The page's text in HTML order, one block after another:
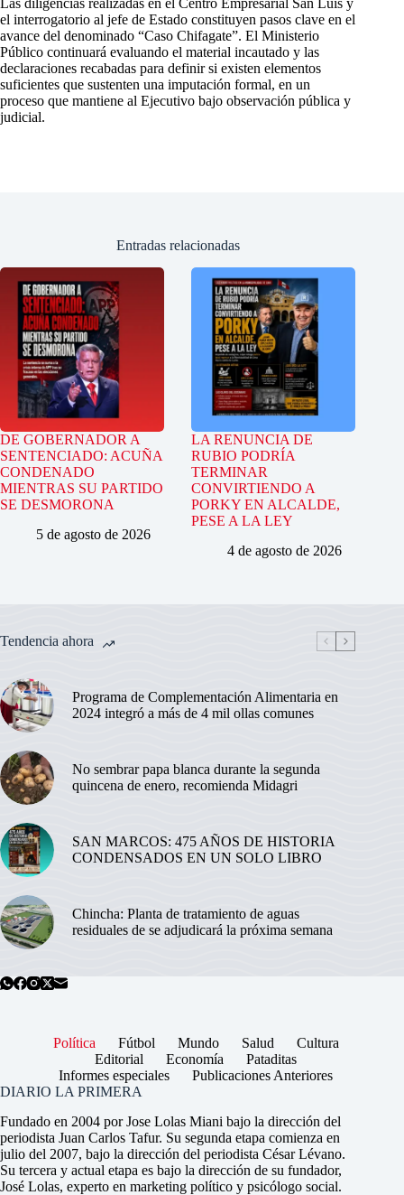
Las diligencias realizadas en el Centro Empresarial San Luis y
el interrogatorio al jefe de Estado constituyen pasos clave en el
avance del denominado “Caso Chifagate”. El Ministerio
Público continuará evaluando el material incautado y las
declaraciones recabadas para definir si existen elementos
suficientes que sustenten una imputación formal, en un
proceso que mantiene al Ejecutivo bajo observación pública y
judicial.
Entradas relacionadas
DE GOBERNADOR A
SENTENCIADO: ACUÑA
CONDENADO
MIENTRAS SU PARTIDO
SE DESMORONA
5 de agosto de 2026
LA RENUNCIA DE
RUBIO PODRÍA
TERMINAR
CONVIRTIENDO A
PORKY EN ALCALDE,
PESE A LA LEY
4 de agosto de 2026
Tendencia ahora
Programa de Complementación Alimentaria en
2024 integró a más de 4 mil ollas comunes
No sembrar papa blanca durante la segunda
quincena de enero, recomienda Midagri
SAN MARCOS: 475 AÑOS DE HISTORIA
CONDENSADOS EN UN SOLO LIBRO
Chincha: Planta de tratamiento de aguas
residuales de se adjudicará la próxima semana
Política Fútbol Mundo Salud
Cultura
Editorial
Economía
Pataditas
Informes especiales
Publicaciones Anteriores
DIARIO LA PRIMERA
Fundado en 2004 por Jose Lolas Miani bajo la dirección del
periodista Juan Carlos Tafur. Su segunda etapa comienza en
julio del 2007, bajo la dirección del periodista César Lévano.
Su tercera y actual etapa es bajo la dirección de su fundador,
José Lolas, experto en marketing político y psicólogo social.